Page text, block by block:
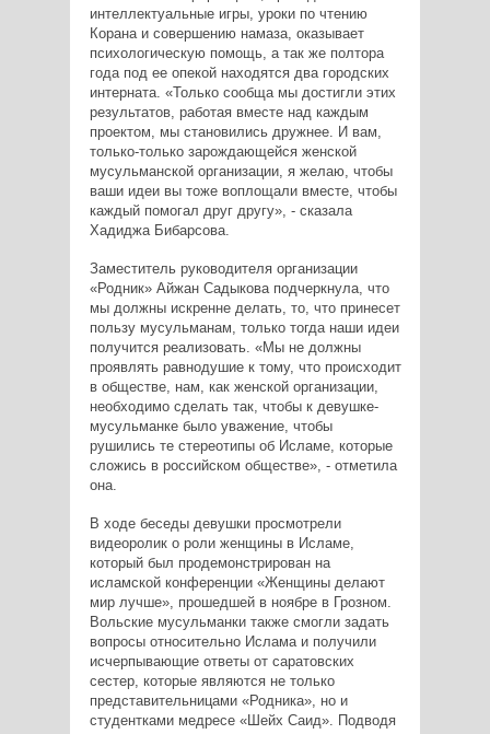
интеллектуальные игры, уроки по чтению
Корана и совершению намаза, оказывает
психологическую помощь, а так же полтора
года под ее опекой находятся два городских
интерната. «Только сообща мы достигли этих
результатов, работая вместе над каждым
проектом, мы становились дружнее. И вам,
только-только зарождающейся женской
мусульманской организации, я желаю, чтобы
ваши идеи вы тоже воплощали вместе, чтобы
каждый помогал друг другу», - сказала
Хадиджа Бибарсова.
Заместитель руководителя организации
«Родник» Айжан Садыкова подчеркнула, что
мы должны искренне делать, то, что принесет
пользу мусульманам, только тогда наши идеи
получится реализовать. «Мы не должны
проявлять равнодушие к тому, что происходит
в обществе, нам, как женской организации,
необходимо сделать так, чтобы к девушке-
мусульманке было уважение, чтобы
рушились те стереотипы об Исламе, которые
сложись в российском обществе», - отметила
она.
В ходе беседы девушки просмотрели
видеоролик о роли женщины в Исламе,
который был продемонстрирован на
исламской конференции «Женщины делают
мир лучше», прошедшей в ноябре в Грозном.
Вольские мусульманки также смогли задать
вопросы относительно Ислама и получили
исчерпывающие ответы от саратовских
сестер, которые являются не только
представительницами «Родника», но и
студентками медресе «Шейх Саид». Подводя